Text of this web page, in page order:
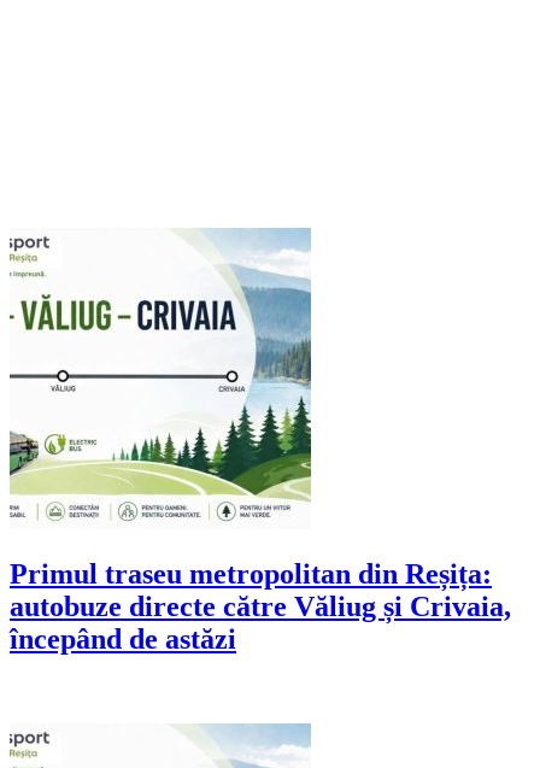
Primul traseu metropolitan din Reșița:
autobuze directe către Văliug și Crivaia,
începând de astăzi